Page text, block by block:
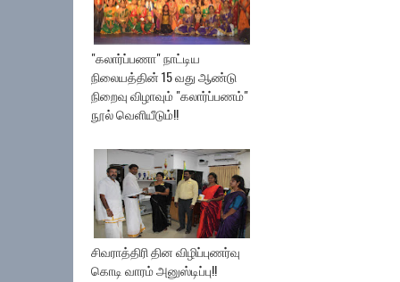
"கலார்ப்பணா" நாட்டிய
நிலையத்தின் 15 வது ஆண்டு
நிறைவு விழாவும் "கலார்ப்பணம்"
நூல் வெளியீடும்!!
சிவராத்திரி தின விழிப்புணர்வு
கொடி வாரம் அனுஸ்டிப்பு!!